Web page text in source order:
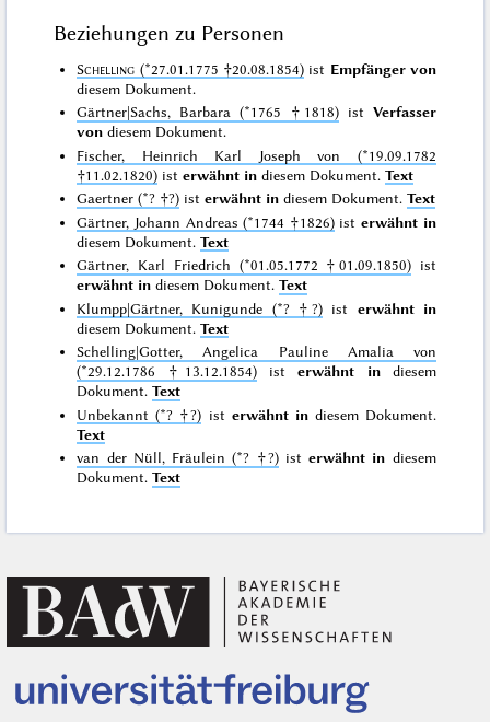
Beziehungen zu Personen
Schelling (*27.01.1775 †20.08.1854) ist Empfänger von
diesem Dokument.
Gärtner|Sachs, Barbara (*1765 †1818)ist Verfasser
von diesem Dokument.
Fischer, Heinrich Karl Joseph von (*19.09.1782
†11.02.1820) isterwähnt in diesem Dokument.Text
Gaertner (*? †?) isterwähnt in diesem Dokument.Text
Gärtner, Johann Andreas (*1744 †1826)isterwähnt in
diesem Dokument.Text
Gärtner, Karl Friedrich (*01.05.1772 †01.09.1850) ist
erwähnt in diesem Dokument.Text
Klumpp|Gärtner, Kunigunde (*? †?) ist erwähnt in
diesem Dokument.Text
Schelling|Gotter, Angelica Pauline Amalia von
(*29.12.1786 †13.12.1854)isterwähnt indiesem
Dokument.Text
Unbekannt (*? †?) ist erwähnt indiesem Dokument.
Text
van der Nüll, Fräulein (*? †?)isterwähnt in diesem
Dokument.Text